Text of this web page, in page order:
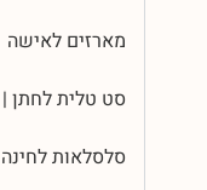
מארזים לאישה
סט טלית לחתן
סלסלאות לחינה